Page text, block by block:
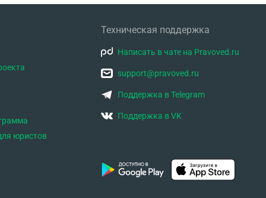
юристов
Техническая поддержка
Написать в чате на Pravoved.ru
support@pravoved.ru
Поддержка в Telegram
Поддержка в VK